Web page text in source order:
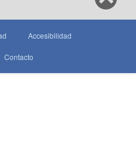
Accesibilidad
Contacto